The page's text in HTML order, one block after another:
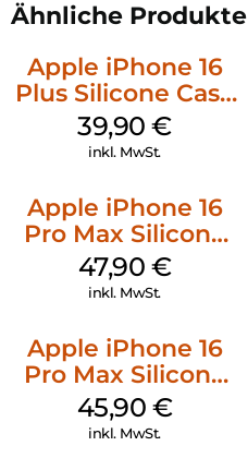
Ähnliche Produkte
Apple iPhone 16
Plus Silicone Case
MagSafe Plum
39,90€
inkl. MwSt.
Apple iPhone 16
Pro Max Silicone
Case MagSafe
Black
47,90 €
inkl. MwSt.
Apple iPhone 16
Pro Max Silicone
Case MagSafe
Ultramarine
45,90 €
inkl. MwSt.